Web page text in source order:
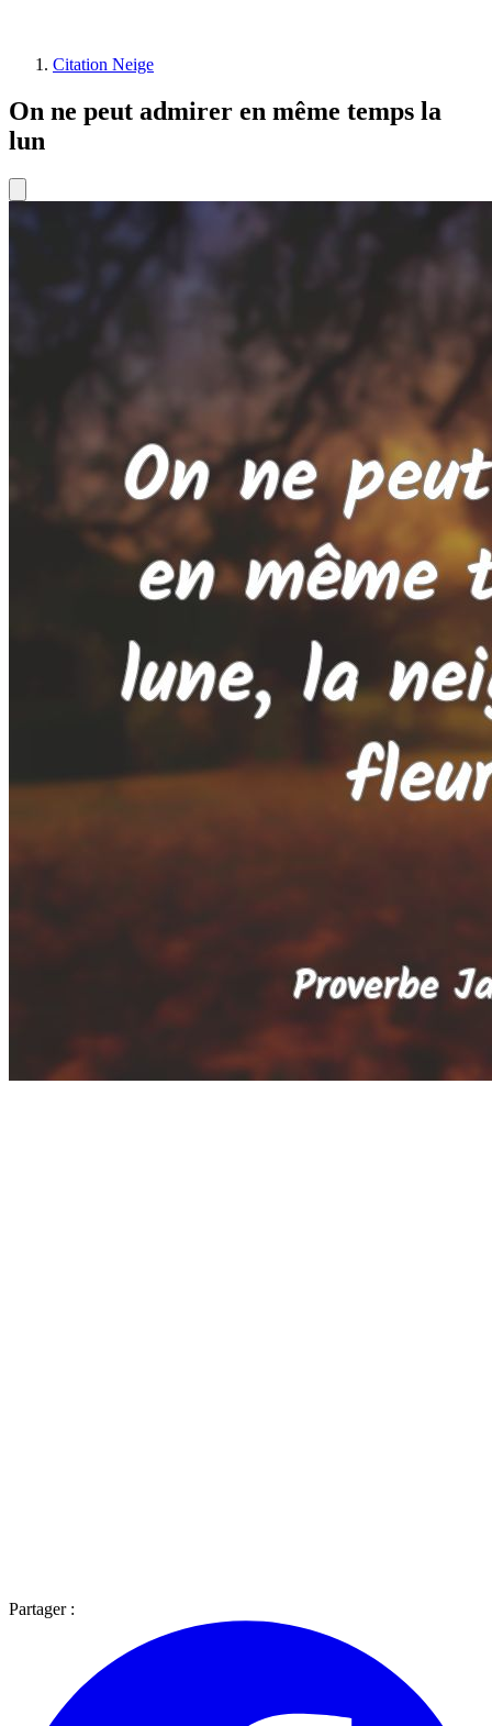
Citation Neige
On ne peut admirer en même temps la
lun
Partager :